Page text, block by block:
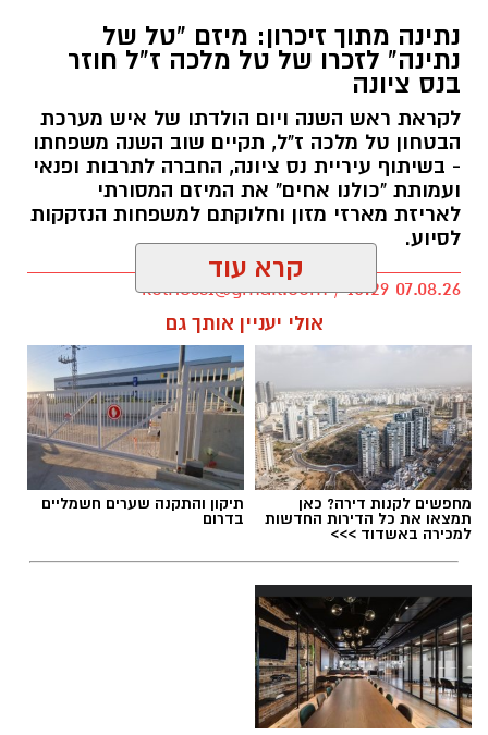
נתינה מתוך זיכרון: מיזם "טל של
נתינה" לזכרו של טל מלכה ז"ל חוזר
בנס ציונה
לקראת ראש השנה ויום הולדתו של איש מערכת
הבטחון טל מלכה ז"ל, תקיים שוב השנה משפחתו
- בשיתוף עיריית נס ציונה, החברה לתרבות ופנאי
ועמותת "כולנו אחים" את המיזם המסורתי
לאריזת מארזי מזון וחלוקתם למשפחות הנזקקות
לסיוע.
kolness1@gmail.com / 10:29 07.08.26
תגים:סמ"ר טל מלכה ז"ל
קרא עוד
אולי יעניין אותך גם
מחפשים לקנות דירה? כאן
תמצאו את כל הדירות החדשות
למכירה באשדוד >>>
תיקון והתקנה שערים חשמליים
בדרום